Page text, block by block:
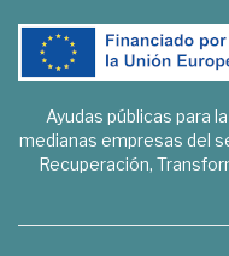
Ayudas públicas para
medianas empresas del
Recuperación,